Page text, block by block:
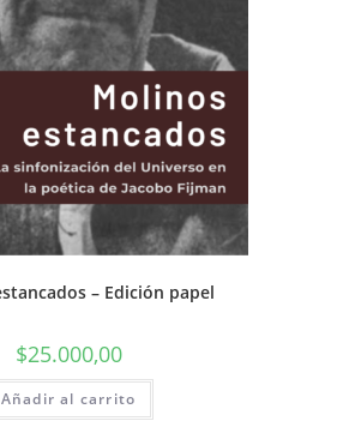
– Edición papel
$25.000,00
Añadir al carrito